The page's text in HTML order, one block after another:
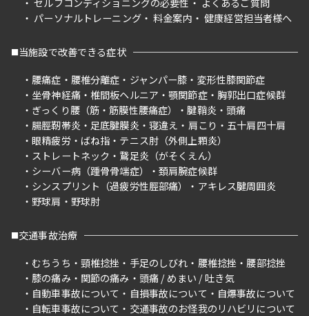
セルフコンディショニングの必要性
よくあるご質問
パーソナルトレーニング
料金案内 健康経営担当者様へ
当施設で改善できる症状
腰痛症
腰椎分離症 ジャンパー膝
変形性膝関節症
坐骨神経痛
椎間板ヘルニア 顎関節症
胸郭出口症候群
ぎっくり腰（筋・筋膜性腰痛症）
腱鞘炎
頭痛
腸脛靭帯炎
足底腱膜炎 寝違え 肩こり
五十肩四十肩
眼精疲労
ばね指
テニス肘（外側上顆炎）
ストレートネック
鵞足炎（がそくえん）
シーバー病（踵骨骨端症）
頚肩腕症候群
シンスプリント（過疲労性脛部痛）
アキレス腱周囲炎
野球肩
野球肘
交通事故治療
むちうち
頸椎捻挫 手足のしびれ 腰椎捻挫
腰部捻挫
膝の痛み
関節の痛み
頭痛 / めまい / 吐き気
自動車事故について
自損事故について
自爆事故について
自転車事故について
交通事故のお怪我のリハビリについて